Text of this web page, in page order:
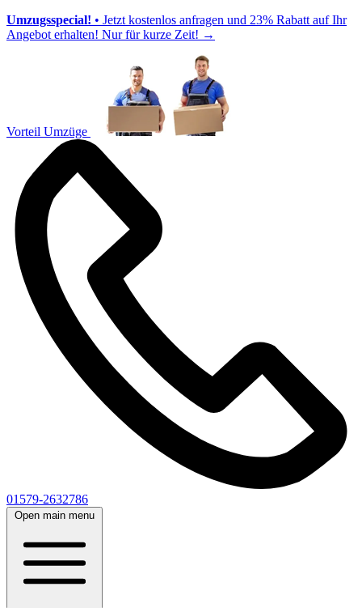
Umzugsspecial! • Jetzt kostenlos anfragen und 23% Rabatt auf Ihr
Angebot erhalten! Nur für kurze Zeit! →
Vorteil Umzüge
01579-2632786
Open main menu